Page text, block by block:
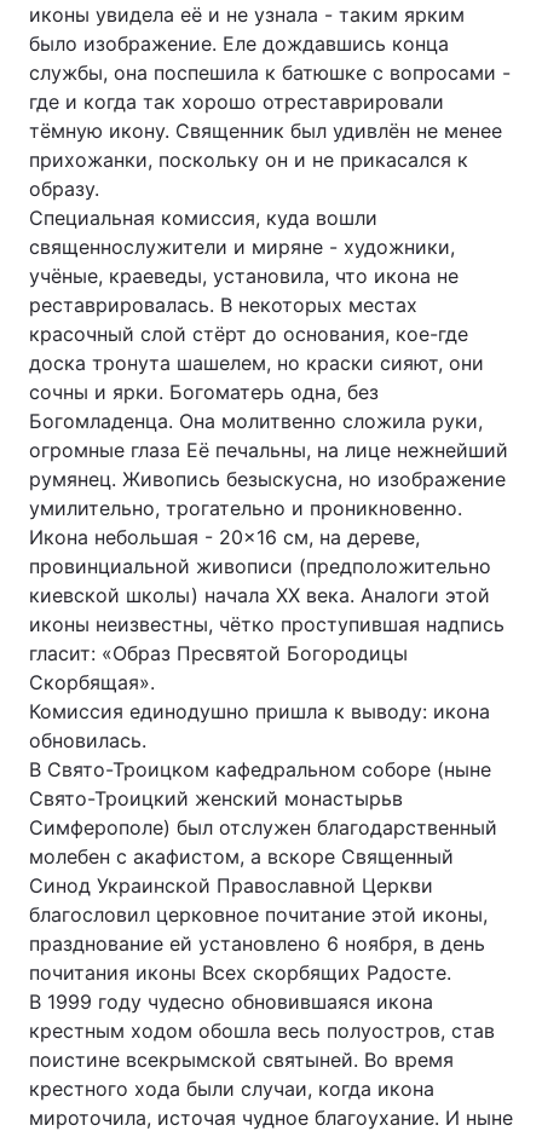
Відео з Youtube Статті
Інтерв'ю Думки
Архів Вакансії
Контакти
Послуги
Тема оформлення
иконы увидела её и не узнала - таким ярким
было изображение. Еле дождавшись конца
службы, она поспешила к батюшке с вопросами -
где и когда так хорошо отреставрировали
тёмную икону. Священник был удивлён не менее
прихожанки, поскольку он и не прикасался к
образу.
Специальная комиссия, куда вошли
священнослужители и миряне - художники,
учёные, краеведы, установила, что икона не
реставрировалась. В некоторых местах
красочный слой стёрт до основания, кое-где
доска тронута шашелем, но краски сияют, они
сочны и ярки. Богоматерь одна, без
Богомладенца. Она молитвенно сложила руки,
огромные глаза Её печальны, на лице нежнейший
румянец. Живопись безыскусна, но изображение
умилительно, трогательно и проникновенно.
Икона небольшая - 20×16 см, на дереве,
провинциальной живописи (предположительно
киевской школы) начала ХХ века. Аналоги этой
иконы неизвестны, чётко проступившая надпись
гласит: «Образ Пресвятой Богородицы
Скорбящая».
Комиссия единодушно пришла к выводу: икона
обновилась.
В Свято-Троицком кафедральном соборе (ныне
Свято-Троицкий женский монастырьв
Симферополе) был отслужен благодарственный
молебен с акафистом, а вскоре Священный
Синод Украинской Православной Церкви
благословил церковное почитание этой иконы,
празднование ей установлено 6 ноября, в день
почитания иконы Всех скорбящих Радосте.
В 1999 году чудесно обновившаяся икона
крестным ходом обошла весь полуостров, став
поистине всекрымской святыней. Во время
крестного хода были случаи, когда икона
мироточила, источая чудное благоухание. И ныне